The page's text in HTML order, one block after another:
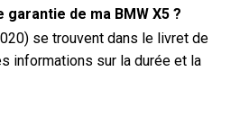
de ma BMW X5 ?
se trouvent dans le livret de
informations sur la durée et la